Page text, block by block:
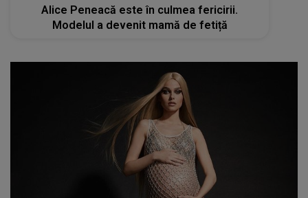
Alice Peneacă este în culmea fericirii.
Modelul a devenit mamă de fetiță